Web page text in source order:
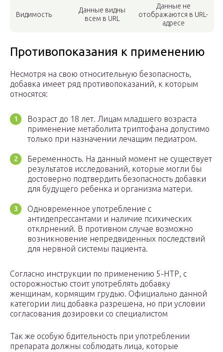
Видимость
Данные видны
всем в URL
Данные не
отображаются в URL-
адресе
Противопоказания к применению
Несмотря на свою относительную безопасность,
добавка имеет ряд противопоказаний, к которым
относятся:
Возраст до 18 лет. Лицам младшего возраста
применение метаболита триптофана допустимо
только при назначении лечащим педиатром.
Беременность. На данный момент не существует
результатов исследований, которые могли бы
достоверно подтвердить безопасность добавки
для будущего ребенка и организма матери.
Одновременное употребление с
антидепрессантами и наличие психических
отклрнений. В противном случае возможно
возникновение непредвиденных последствий
для нервной системы пациента.
Согласно инструкции по применению 5-НТР, с
осторожностью стоит употреблять добавку
женщинам, кормящим грудью. Официально данной
категории лиц добавка разрешена, но при условии
согласования дозировки со специалистом
Так же особую бдительность при употреблении
препарата должны соблюдать лица, которые